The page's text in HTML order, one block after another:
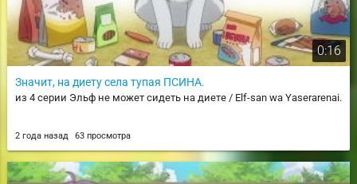
0:16
Значит, на диету села тупая ПСИНА.
из 4 серии Эльф не может сидеть на диете / Elf-san wa Yaserarenai.
2 года назад 63 просмотра